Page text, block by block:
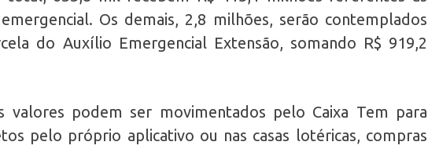
Os demais, 2,8 milhões, serão contemplados
do Auxílio Emergencial Extensão, somando R$ 919,2
podem ser movimentados pelo Caixa Tem para
pelo próprio aplicativo ou nas casas lotéricas, compras